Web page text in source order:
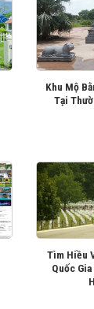
Khu Mộ
Tại
Tìm Hiều
Quốc